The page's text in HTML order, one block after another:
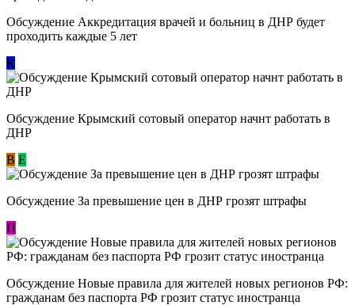
Обсуждение Аккредитация врачей и больниц в ДНР будет
проходить каждые 5 лет
К
Обсуждение Крымский сотовый оператор начнт работать в
ДНР
В E
Обсуждение За превышение цен в ДНР грозят штрафы
П
Обсуждение Новые правила для жителей новых регионов РФ:
гражданам без паспорта РФ грозит статус иностранца